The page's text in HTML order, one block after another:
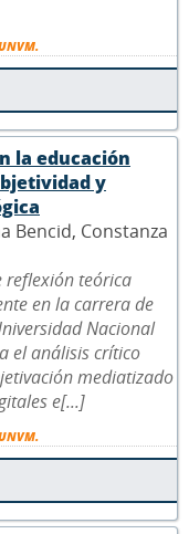
la educación
y
Bencid, Constanza
reflexión teórica
en la carrera de
Nacional
el análisis crítico
mediatizado
e[...]